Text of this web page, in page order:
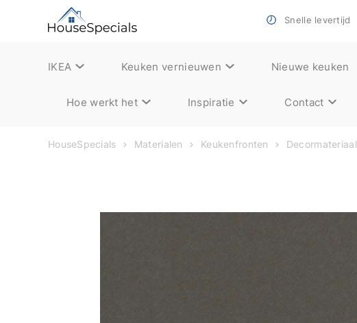
Snelle levertijd
IKEA Keuken vernieuwen Nieuwe keuken
Hoe werkt het Inspiratie Contact
HouseSpecials Materialen Keukenfronten Decormateriaal